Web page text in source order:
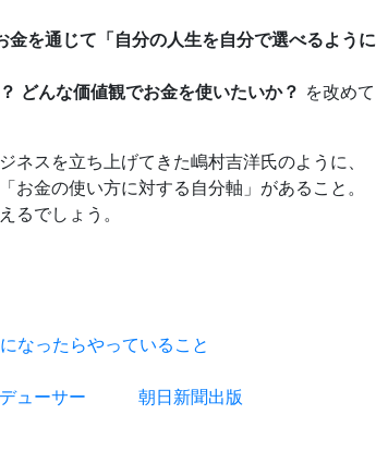
金を通じて「自分の人生を自分で選べるように
どんな価値観でお金を使いたいか？ を改めて
スを立ち上げてきた嶋村吉洋氏のように、
お金の使い方に対する自分軸」があること。
るでしょう。
なったらやっていること
ューサー 朝日新聞出版